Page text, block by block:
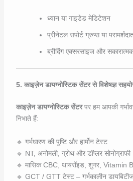
ध्यान या गाइडेड मेडिटेशन
प्रीनेटल सपोर्ट ग्रुप्स या
ब्रीदिंग एक्सरसाइज और
5. काइज़ेन डायग्नोस्टिक सेंटर से विशेषज्ञ
काइज़ेन डायग्नोस्टिक सेंटरपर हम आपकी
निभाते हैं:
🔹 गर्भधारण की पुष्टि और हार्मोन टेस्ट
🔹 NT, अनोमली, ग्रोथ और डॉप्लर सोनोग्राफी
🔹 मासिक CBC, थायरॉइड, शुगर, Vitamin
🔹 GCT / GTT टेस्ट – गर्भकालीन